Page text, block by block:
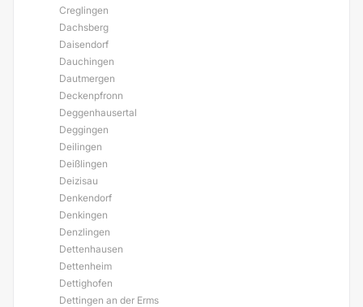
Creglingen
Dachsberg
Daisendorf
Dauchingen
Dautmergen
Deckenpfronn
Deggenhausertal
Deggingen
Deilingen
Deißlingen
Deizisau
Denkendorf
Denkingen
Denzlingen
Dettenhausen
Dettenheim
Dettighofen
Dettingen an der Erms